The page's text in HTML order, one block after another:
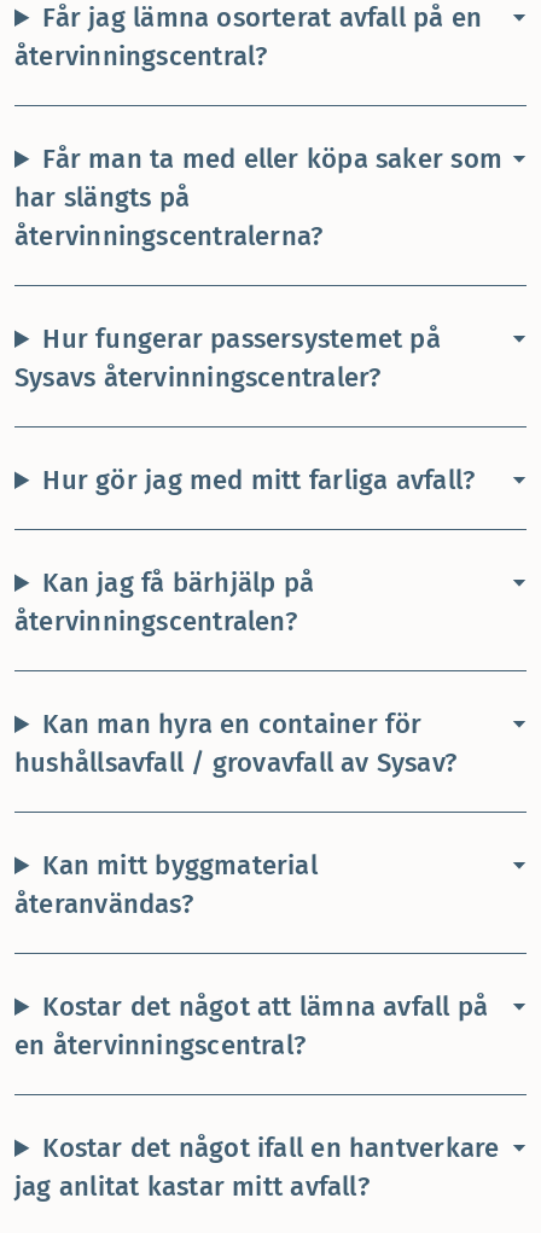
Får jag lämna osorterat avfall på en
återvinningscentral?
Får man ta med eller köpa saker som
har slängts på
återvinningscentralerna?
Hur fungerar passersystemet på
Sysavs återvinningscentraler?
Hur gör jag med mitt farliga avfall?
Kan jag få bärhjälp på
återvinningscentralen?
Kan man hyra en container för
hushållsavfall / grovavfall av Sysav?
Kan mitt byggmaterial
återanvändas?
Kostar det något att lämna avfall på
en återvinningscentral?
Kostar det något ifall en hantverkare
jag anlitat kastar mitt avfall?